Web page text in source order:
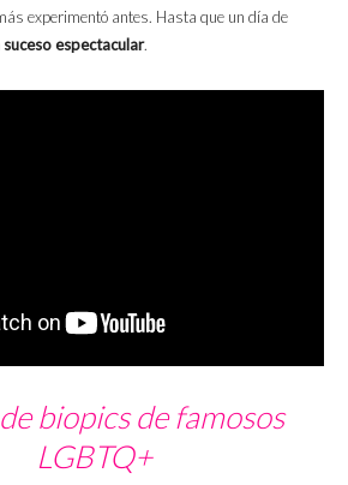
experimentó antes. Hasta que un día de
espectacular.
biopics de famosos
LGBTQ+